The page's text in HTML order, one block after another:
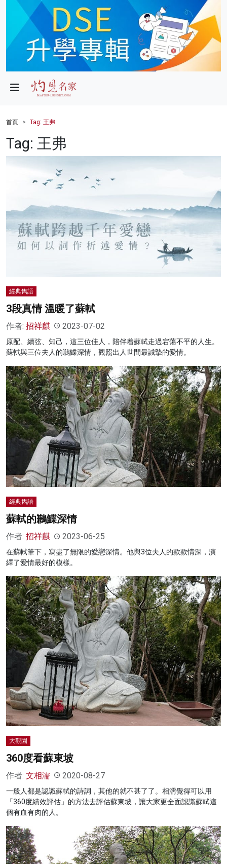
政局
財經
健康
商業
影片
名家榜
首頁 Tag: 王弗
Tag: 王弗
經典雋語
3段真情 溫暖了蘇軾
作者: 招祥麒 2023-07-02
原配、續弦、知己，這三位佳人，陪伴着蘇軾走過宕蕩不平的人生。
蘇軾與三位夫人的鶼鰈深情，觀照出人世間最誠摯的愛情。
經典雋語
蘇軾的鶼鰈深情
作者: 招祥麒 2023-06-25
在蘇軾筆下，寫盡了無限的愛戀深情。他與3位夫人的款款情深，演
繹了愛情最好的模樣。
大觀園
360度看蘇東坡
作者: 文相濡 2020-08-27
一般人都是認識蘇軾的詩詞，其他的就不甚了了。相濡覺得可以用
「360度績效評估」的方法去評估蘇東坡，讓大家更全面認識蘇軾這
個有血有肉的人。